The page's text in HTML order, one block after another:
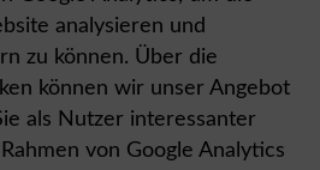
analysieren und
zu können. Über die
können wir unser Angebot
als Nutzer interessanter
von Google Analytics